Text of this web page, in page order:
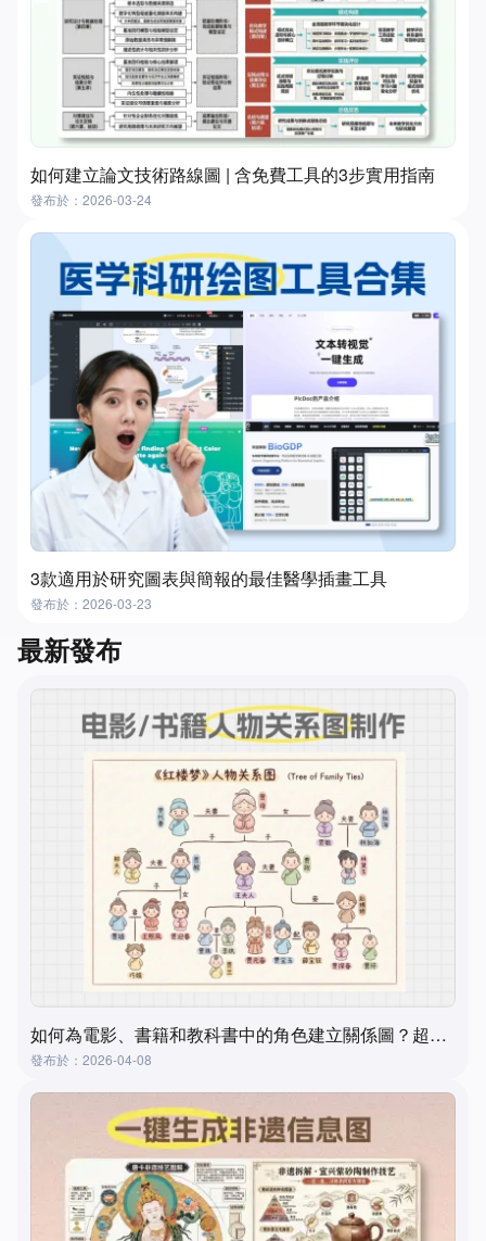
如何建立論文技術路線圖 | 含免費工具的3步實用指南
發布於：2026-03-24
3款適用於研究圖表與簡報的最佳醫學插畫工具
發布於：2026-03-23
最新發布
如何為電影、書籍和教科書中的角色建立關係圖？超實用且簡單的方法
發布於：2026-04-08